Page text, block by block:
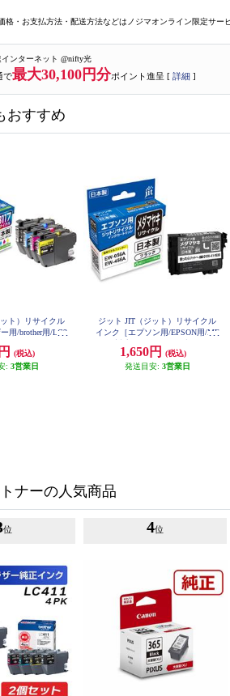
格・お支払方法・配送方法などはノジマオンライン限定サー
インターネット @nifty光
で最大30,100円分ポイント進呈 [ 詳細 ]
おすすめ
ト）リサイクル
用/brother用/LC3
B31174P
(税込)
: 3営業日
ジット JIT（ジット）リサイクル
インク［エプソン用/EPSON用/ME
T-EMEDB ］ JIT-EMEDB
1,650円
(税込)
発送目安: 3営業日
ナーの人気商品
位 4位